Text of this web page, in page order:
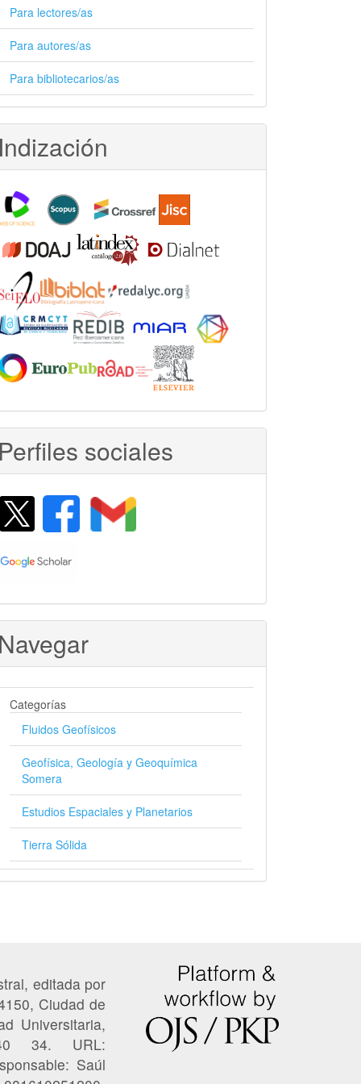
Para lectores/as
Para autores/as
Para bibliotecarios/as
Indización
Perfiles sociales
Navegar
Categorías
Fluidos Geofísicos
Geofísica, Geología y Geoquímica
Somera
Estudios Espaciales y Planetarios
Tierra Sólida
editada por
Ciudad de
Universitaria,
34. URL:
Saúl